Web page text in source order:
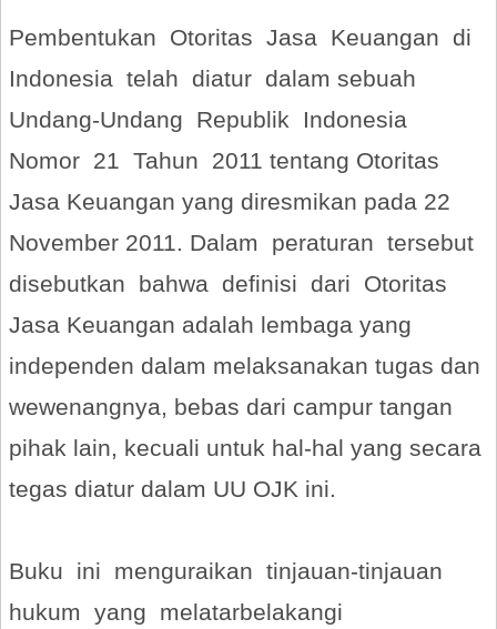
Pembentukan Otoritas Jasa Keuangan di
Indonesia telah diatur dalam sebuah
Undang-Undang Republik Indonesia
Nomor 21 Tahun 2011 tentang Otoritas
Jasa Keuangan yang diresmikan pada 22
November 2011. Dalam peraturan tersebut
disebutkan bahwa definisi dari Otoritas
Jasa Keuangan adalah lembaga yang
independen dalam melaksanakan tugas dan
wewenangnya, bebas dari campur tangan
pihak lain, kecuali untuk hal-hal yang secara
tegas diatur dalam UU OJK ini.
Buku ini menguraikan tinjauan-tinjauan
hukum yang melatarbelakangi